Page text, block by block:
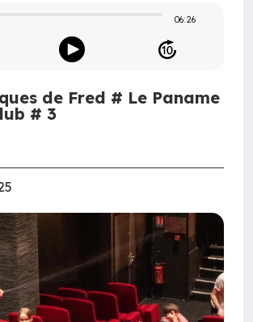
06:26
de Fred # Le Paname
# 3